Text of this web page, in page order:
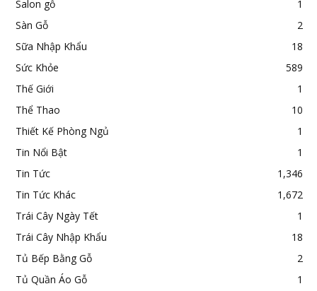
Salon gỗ
1
Sàn Gỗ
2
Sữa Nhập Khẩu
18
Sức Khỏe
589
Thế Giới
1
Thể Thao
10
Thiết Kế Phòng Ngủ
1
Tin Nổi Bật
1
Tin Tức
1,346
Tin Tức Khác
1,672
Trái Cây Ngày Tết
1
Trái Cây Nhập Khẩu
18
Tủ Bếp Bằng Gỗ
2
Tủ Quần Áo Gỗ
1